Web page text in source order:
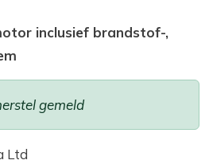
inclusief brandstof-,
gemeld
Ltd